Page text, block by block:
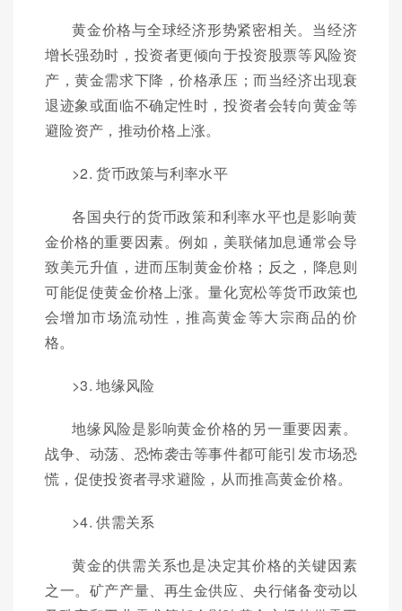
黄金价格与全球经济形势紧密相关。当经济
增长强劲时，投资者更倾向于投资股票等风险资
产，黄金需求下降，价格承压；而当经济出现衰
退迹象或面临不确定性时，投资者会转向黄金等
避险资产，推动价格上涨。
>2. 货币政策与利率水平
各国央行的货币政策和利率水平也是影响黄
金价格的重要因素。例如，美联储加息通常会导
致美元升值，进而压制黄金价格；反之，降息则
可能促使黄金价格上涨。量化宽松等货币政策也
会增加市场流动性，推高黄金等大宗商品的价
格。
>3. 地缘风险
地缘风险是影响黄金价格的另一重要因素。
战争、动荡、恐怖袭击等事件都可能引发市场恐
慌，促使投资者寻求避险，从而推高黄金价格。
>4. 供需关系
黄金的供需关系也是决定其价格的关键因素
之一。矿产产量、再生金供应、央行储备变动以